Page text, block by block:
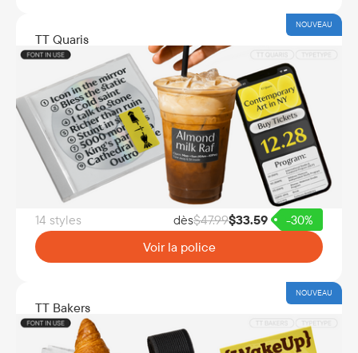
NOUVEAU
TT Quaris
14 styles dès$47.99$33.59 -30%
Voir la police
NOUVEAU
TT Bakers